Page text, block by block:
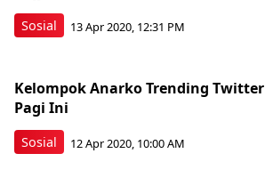
Sosial 13 Apr 2020, 12:31 PM
Sosial
Kelompok Anarko Trending Twitter
Pagi Ini
12 Apr 2020, 10:00 AM